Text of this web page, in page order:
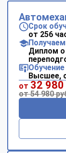
Срок
от 256
Диплом о
Обучение
Высшее,
от 32 980
от 54 980